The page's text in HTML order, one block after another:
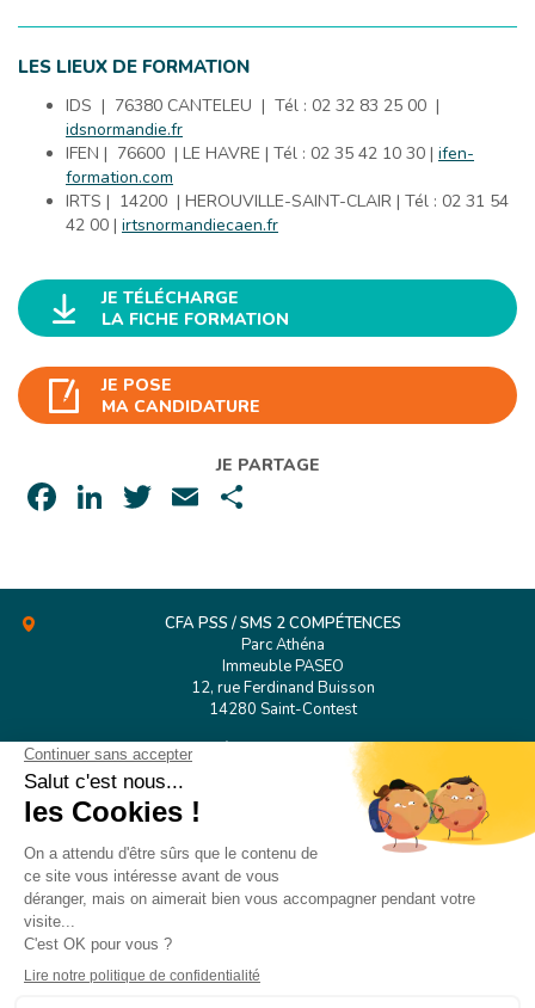
LES LIEUX DE FORMATION
IDS | 76380 CANTELEU | Tél : 02 32 83 25 00 |
idsnormandie.fr
IFEN | 76600 | LE HAVRE | Tél : 02 35 42 10 30 | ifen-
formation.com
IRTS | 14200 | HEROUVILLE-SAINT-CLAIR | Tél : 02 31 54
42 00 | irtsnormandiecaen.fr
JE TÉLÉCHARGE
LA FICHE FORMATION
JE POSE
MA CANDIDATURE
JE PARTAGE
Facebook
LinkedIn
Twitter
Email
CFA PSS / SMS 2 COMPÉTENCES
Parc Athéna
Immeuble PASEO
12, rue Ferdinand Buisson
14280 Saint-Contest
Tél.02 31 53 98 38
127 Boulevard de l’Europe
76100 Rouen